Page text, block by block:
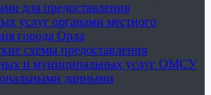
для предоставления
услуг органами местного
города Орла
схемы предоставления
и муниципальных услуг ОМСУ
данными